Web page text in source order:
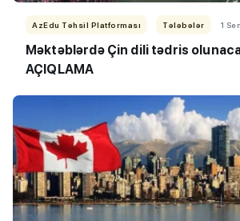
AzEdu Təhsil Platforması Tələbələr 1
Məktəblərdə Çin dili tədris
AÇIQLAMA